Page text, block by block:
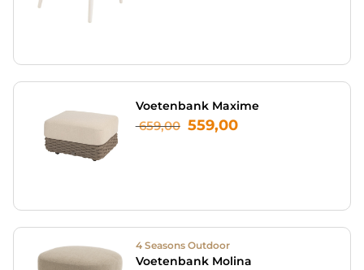
Voetenbank Maxime
659,00 559,00
4 Seasons Outdoor
Voetenbank Molina